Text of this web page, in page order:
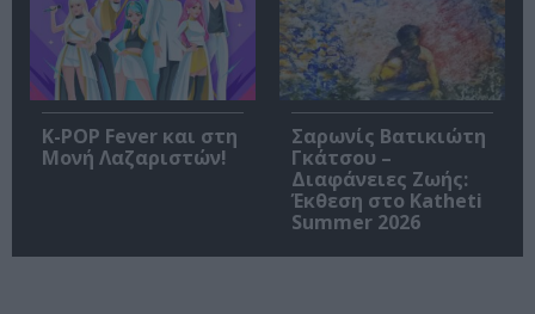
K-POP Fever και στη
Μονή Λαζαριστών!
Σαρωνίς Βατικιώτη
Γκάτσου –
Διαφάνειες Ζωής:
Έκθεση στο Katheti
Summer 2026